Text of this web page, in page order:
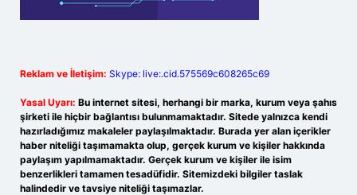
Reklam ve İletişim: Skype: live:.cid.575569c608265c69
Yasal Uyarı: Bu internet sitesi, herhangi bir marka, kurum veya şahıs
şirketi ile hiçbir bağlantısı bulunmamaktadır. Sitede yalnızca kendi
hazırladığımız makaleler paylaşılmaktadır. Burada yer alan içerikler
haber niteliği taşımamakta olup, gerçek kurum ve kişiler hakkında
paylaşım yapılmamaktadır. Gerçek kurum ve kişiler ile isim
benzerlikleri tamamen tesadüfidir. Sitemizdeki bilgiler taslak
halindedir ve tavsiye niteliği taşımazlar.